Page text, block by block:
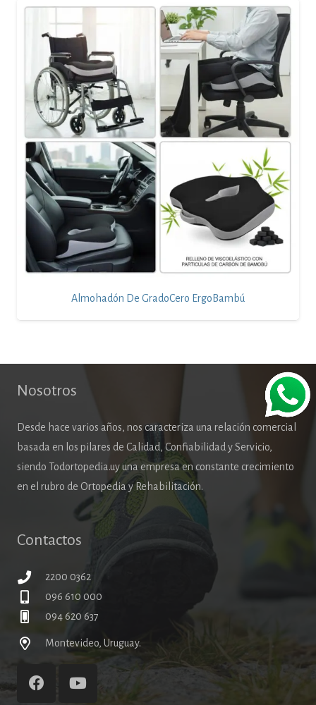
Almohadón De GradoCero ErgoBambú
Nosotros
Desde hace varios años, nos caracteriza una relación comercial
basada en los pilares de Calidad, Confiabilidad y Servicio,
siendo Todortopedia.uy una empresa en constante crecimiento
en el rubro de Ortopedia y Rehabilitación.
Contactos
2200 0362
096 610 000
094 620 637
Montevideo, Uruguay.